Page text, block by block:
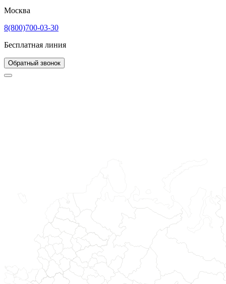
Москва
8(800)700-03-30
Бесплатная линия
Обратный звонок